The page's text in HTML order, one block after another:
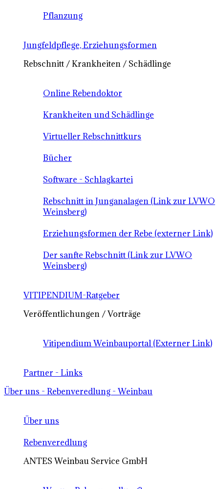
Pflanzung
Jungfeldpflege, Erziehungsformen
Rebschnitt / Krankheiten / Schädlinge
Online Rebendoktor
Krankheiten und Schädlinge
Virtueller Rebschnittkurs
Bücher
Software - Schlagkartei
Rebschnitt in Junganalagen (Link zur LVWO
Weinsberg)
Erziehungsformen der Rebe (externer Link)
Der sanfte Rebschnitt (Link zur LVWO
Weinsberg)
VITIPENDIUM-Ratgeber
Veröffentlichungen / Vorträge
Vitipendium Weinbauportal (Externer Link)
Partner - Links
Über uns - Rebenveredlung - Weinbau
Über uns
Rebenveredlung
ANTES Weinbau Service GmbH